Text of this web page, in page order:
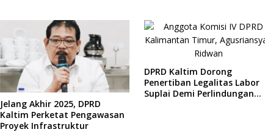
Jelang Akhir 2025, DPRD
Kaltim Perketat Pengawasan
Proyek Infrastruktur
DPRD Kaltim Dorong
Penertiban Legalitas Labor
Suplai Demi Perlindungan